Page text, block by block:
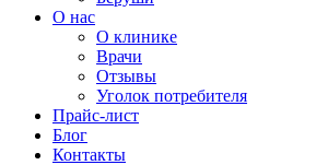
О нас
О клинике
Врачи
Отзывы
Уголок потребителя
Прайс-лист
Блог
Контакты